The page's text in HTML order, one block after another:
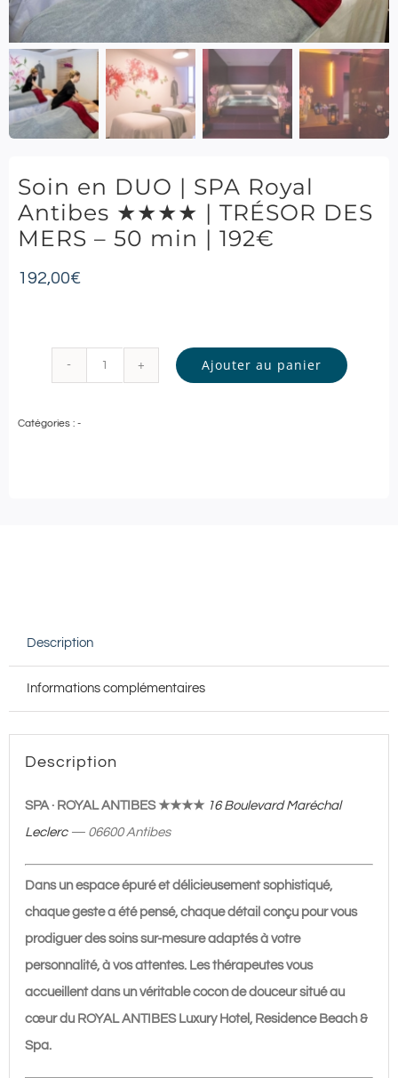
Soin en DUO | SPA Royal
Antibes ★★★★ | TRÉSOR DES
MERS – 50 min | 192€
192,00€
TRÉSOR
DES
min
|
Ajouter au panier
Catégories : -
Description
Informations complémentaires
Description
SPA · ROYAL ANTIBES ★★★★ 16 Boulevard Maréchal
Leclerc— 06600 Antibes
Dans un espace épuré et délicieusement sophistiqué,
chaque geste a été pensé, chaque détail conçu pour vous
prodiguer des soins sur-mesure adaptés à votre
personnalité, à vos attentes. Les thérapeutes vous
accueillent dans un véritable cocon de douceur situé au
cœur du ROYAL ANTIBESLuxury Hotel, Residence Beach &
Spa.